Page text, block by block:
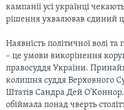
кампанії усі українці
рішення ухвалював єдиний
Наявність політичної волі та
– це умови викорінення
правосуддя України.
колишня суддя Верховного
Штатів Сандра Дей
обіймала понад чверть